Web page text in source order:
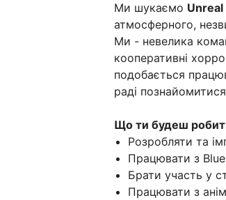
Ми шукаємо Unreal
атмосферного,
Ми - невелика
кооперативні
подобається
раді
Що ти будеш
Розробляти та
Працювати з
Брати участь у
Працювати з